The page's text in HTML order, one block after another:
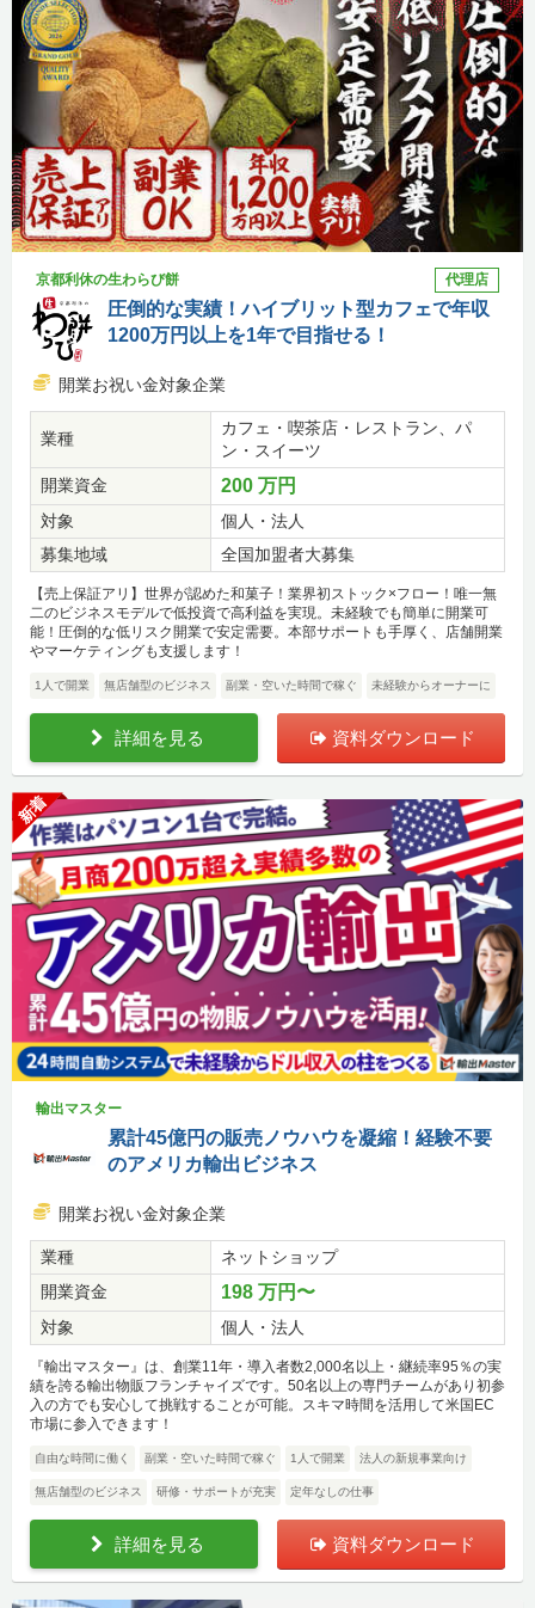
京都利休の生わらび餅 代理店
圧倒的な実績！ハイブリット型カフェで年収
1200万円以上を1年で目指せる！
開業お祝い金対象企業
業種
カフェ・喫茶店・レストラン、パ
ン・スイーツ
開業資金
200 万円
対象
個人・法人
募集地域
全国加盟者大募集
【売上保証アリ】世界が認めた和菓子！業界初ストック×フロー！唯一無
二のビジネスモデルで低投資で高利益を実現。未経験でも簡単に開業可
能！圧倒的な低リスク開業で安定需要。本部サポートも手厚く、店舗開業
やマーケティングも支援します！
1人で開業 無店舗型のビジネス 副業・空いた時間で稼ぐ 未経験からオーナーに
詳細を見る 資料ダウンロード
新着
輸出マスター
累計45億円の販売ノウハウを凝縮！経験不要
のアメリカ輸出ビジネス
開業お祝い金対象企業
業種
ネットショップ
開業資金
198 万円〜
対象 個人・法人
『輸出マスター』は、創業11年・導入者数2,000名以上・継続率95％の実
績を誇る輸出物販フランチャイズです。50名以上の専門チームがあり初参
入の方でも安心して挑戦することが可能。スキマ時間を活用して米国EC
市場に参入できます！
自由な時間に働く 副業・空いた時間で稼ぐ 1人で開業 法人の新規事業向け
無店舗型のビジネス 研修・サポートが充実 定年なしの仕事
詳細を見る 資料ダウンロード